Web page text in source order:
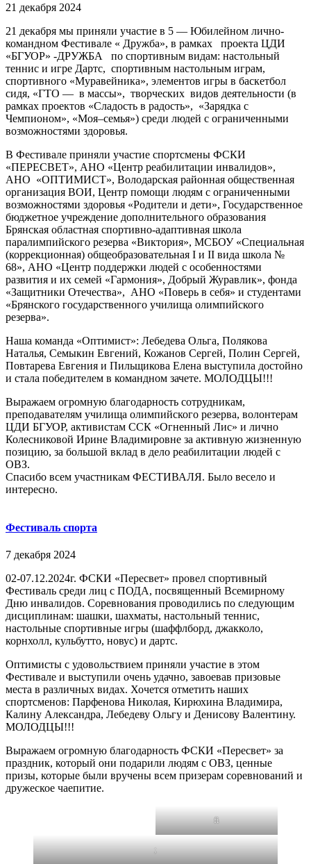
21 декабря 2024
21 декабря мы приняли участие в 5 — Юбилейном лично-
командном Фестивале « Дружба», в рамках проекта ЦДИ
«БГУОР» -ДРУЖБА по спортивным видам: настольный
теннис и игре Дартс, спортивным настольным играм,
спортивного «Муравейника», элементов игры в баскетбол
сидя, «ГТО — в массы», творческих видов деятельности (в
рамках проектов «Сладость в радость», «Зарядка с
Чемпионом», «Моя–семья») среди людей с ограниченными
возможностями здоровья.
В Фестивале приняли участие спортсмены ФСКИ
«ПЕРЕСВЕТ», АНО «Центр реабилитации инвалидов»,
АНО «ОПТИМИСТ», Володарская районная общественная
организация ВОИ, Центр помощи людям с ограниченными
возможностями здоровья «Родители и дети», Государственное
бюджетное учреждение дополнительного образования
Брянская областная спортивно-адаптивная школа
паралимпийского резерва «Виктория», МСБОУ «Специальная
(коррекционная) общеобразовательная I и II вида школа №
68», АНО «Центр поддержки людей с особенностями
развития и их семей «Гармония», Добрый Журавлик», фонда
«Защитники Отечества», АНО «Поверь в себя» и студентами
«Брянского государственного училища олимпийского
резерва».
Наша команда «Оптимист»: Лебедева Ольга, Полякова
Наталья, Семыкин Евгений, Кожанов Сергей, Полин Сергей,
Повтарева Евгения и Пильщикова Елена выступила достойно
и стала победителем в командном зачете. МОЛОДЦЫ!!!
Выражаем огромную благодарность сотрудникам,
преподавателям училища олимпийского резерва, волонтерам
ЦДИ БГУОР, активистам ССК «Огненный Лис» и лично
Колесниковой Ирине Владимировне за активную жизненную
позицию, за большой вклад в дело реабилитации людей с
ОВЗ.
Спасибо всем участникам ФЕСТИВАЛЯ. Было весело и
интересно.
Фестиваль спорта
7 декабря 2024
02-07.12.2024г. ФСКИ «Пересвет» провел спортивный
Фестиваль среди лиц с ПОДА, посвященный Всемирному
Дню инвалидов. Соревнования проводились по следующим
дисциплинам: шашки, шахматы, настольный теннис,
настольные спортивные игры (шаффлборд, джакколо,
корнхолл, кульбутто, новус) и дартс.
Оптимисты с удовольствием приняли участие в этом
Фестивале и выступили очень удачно, завоевав призовые
места в различных видах. Хочется отметить наших
спортсменов: Парфенова Николая, Кирюхина Владимира,
Калину Александра, Лебедеву Ольгу и Денисову Валентину.
МОЛОДЦЫ!!!
Выражаем огромную благодарность ФСКИ «Пересвет» за
праздник, который они подарили людям с ОВЗ, ценные
призы, которые были вручены всем призерам соревнований и
дружеское чаепитие.
fi
;